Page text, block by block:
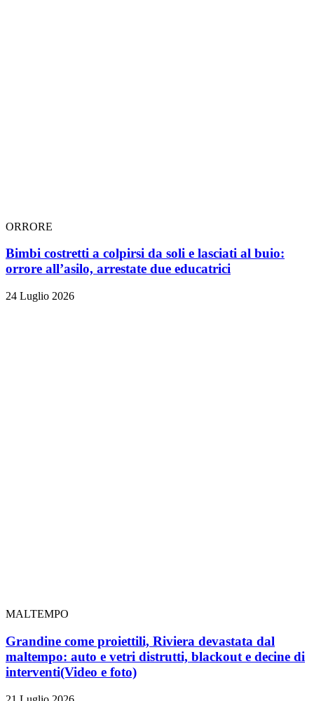
ORRORE
Bimbi costretti a colpirsi da soli e lasciati al buio:
orrore all’asilo, arrestate due educatrici
24 Luglio 2026
MALTEMPO
Grandine come proiettili, Riviera devastata dal
maltempo: auto e vetri distrutti, blackout e decine di
interventi(Video e foto)